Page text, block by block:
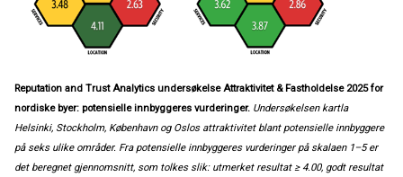
Reputation and Trust Analytics undersøkelse Attraktivitet & Fastholdelse 2025 for
nordiske byer: potensielle innbyggeres vurderinger. Undersøkelsen kartla
Helsinki, Stockholm, København og Oslos attraktivitet blant potensielle innbyggere
på seks ulike områder. Fra potensielle innbyggeres vurderinger på skalaen 1–5 er
det beregnet gjennomsnitt, som tolkes slik: utmerket resultat ≥ 4.00, godt resultat